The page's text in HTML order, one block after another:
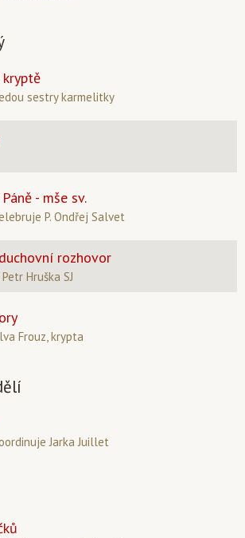
sestry karmelitky
- mše sv.
P. Ondřej Salvet
rozhovor
Petr Hruška SJ
Frouz, krypta
Jarka Juillet